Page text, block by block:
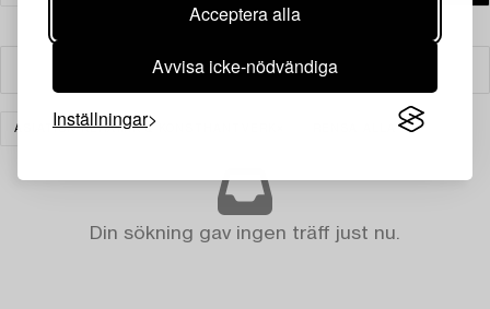
Acceptera alla
Avvisa icke-nödvändiga
Inställningar
Filter
ASIATISK KERAMIK & KONSTHANTVERK
Din sökning gav ingen träff just nu.